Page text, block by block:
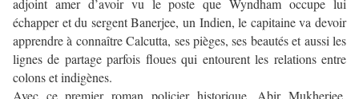
adjoint amer d’avoir vu le poste que Wyndham occupe lui
échapper et du sergent Banerjee, un Indien, le capitaine va devoir
apprendre à connaître Calcutta, ses pièges, ses beautés et aussi les
lignes de partage parfois floues qui entourent les relations entre
colons et indigènes.
Avec ce premier roman policier historique, Abir Mukherjee,